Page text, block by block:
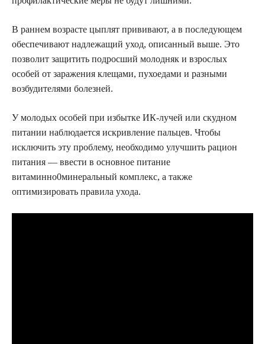
В раннем возрасте цыплят прививают, а в последующем
обеспечивают надлежащий уход, описанный выше. Это
позволит защитить подросший молодняк и взрослых
особей от заражения клещами, пухоедами и разными
возбудителями болезней.
У молодых особей при избытке ИК-лучей или скудном
питании наблюдается искривление пальцев. Чтобы
исключить эту проблему, необходимо улучшить рацион
питания — ввести в основное питание
витаминно0минеральный комплекс, а также
оптимизировать правила ухода.